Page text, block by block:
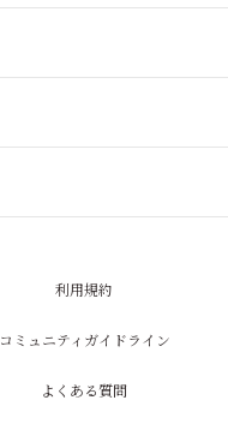
利用規約
コミュニティガイドライン
よくある質問